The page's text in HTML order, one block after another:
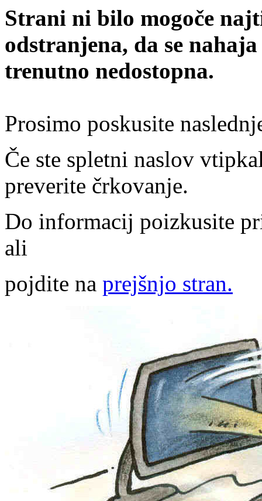
Strani ni bilo mogoče
odstranjena, da se
trenutno nedostopna.
Prosimo poskusite
Če ste spletni naslov
preverite črkovanje.
Do informacij poizkusite
ali
pojdite na prejšnjo stran.